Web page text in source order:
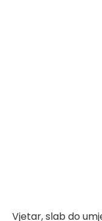
Vjetar, slab do